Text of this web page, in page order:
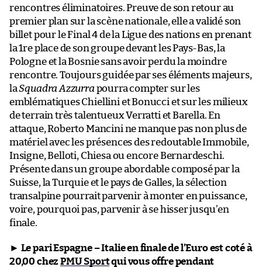
rencontres éliminatoires. Preuve de son retour au
premier plan sur la scène nationale, elle a validé son
billet pour le Final 4 de la Ligue des nations en prenant
la 1re place de son groupe devant les Pays-Bas, la
Pologne et la Bosnie sans avoir perdu la moindre
rencontre. Toujours guidée par ses éléments majeurs,
laSquadra Azzurra pourra compter sur les
emblématiques Chiellini et Bonucci et sur les milieux
de terrain très talentueux Verratti et Barella. En
attaque, Roberto Mancini ne manque pas non plus de
matériel avec les présences des redoutable Immobile,
Insigne, Belloti, Chiesa ou encore Bernardeschi.
Présente dans un groupe abordable composé par la
Suisse, la Turquie et le pays de Galles, la sélection
transalpine pourrait parvenir à monter en puissance,
voire, pourquoi pas, parvenir à se hisser jusqu’en
finale.
► Le pari Espagne – Italie en finale de l’Euro est coté à
20,00 chezPMU Sportqui vous offre pendant